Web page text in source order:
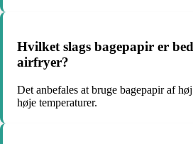
Hvilket slags bagepapir er
airfryer?
Det anbefales at bruge bagepapir af
høje temperaturer.